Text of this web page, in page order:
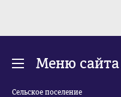
Меню сайта
Сельское поселение